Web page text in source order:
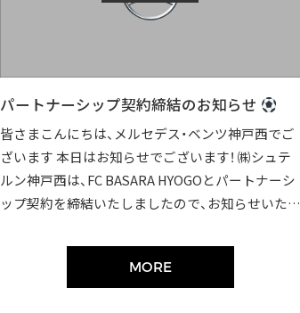
パートナーシップ契約締結のお知らせ
皆さまこんにちは、メルセデス・ベンツ神戸西でご
ざいます 本日はお知らせでございます！ ㈱シュテ
ルン神戸西は、FC BASARA HYOGOとパートナーシ
ップ契約を締結いたしましたので、お知らせいたし
MORE